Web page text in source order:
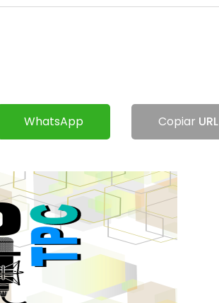
WhatsApp Copiar URL